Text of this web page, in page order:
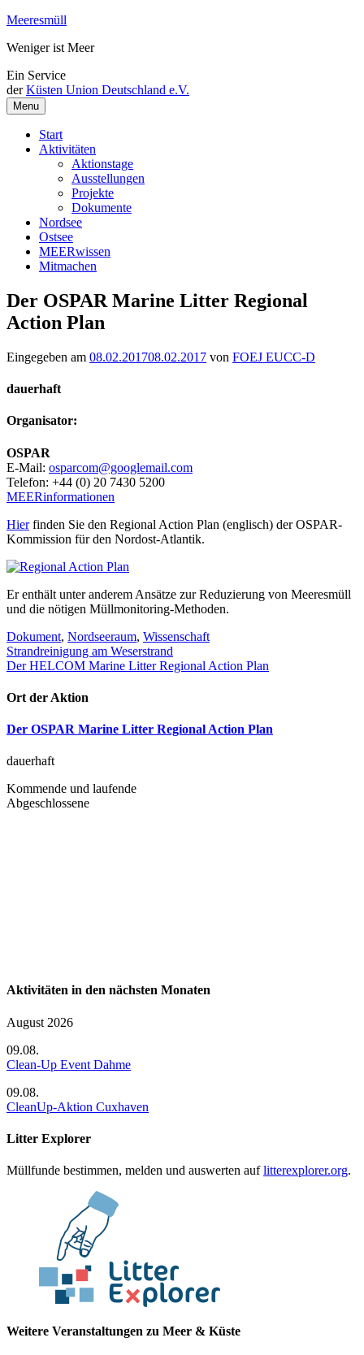
Weiter
Inhalt
Meeresmüll
Weniger ist Meer
Ein Service
derKüsten Union Deutschland e.V.
Menu
Start
Aktivitäten
Aktionstage
Ausstellungen
Projekte
Dokumente
Nordsee
Ostsee
MEERwissen
Mitmachen
Der OSPAR Marine Litter Regional
Action Plan
Eingegeben am 08.02.201708.02.2017 von FOEJ EUCC-D
dauerhaft
Organisator:
OSPAR
E-Mail: osparcom@googlemail.com
Telefon: +44 (0) 20 7430 5200
MEERinformationen
Hierfinden Sie den Regional Action Plan (englisch) der OSPAR-
Kommission für den Nordost-Atlantik.
Er enthält unter anderem Ansätze zur Reduzierung von Meeresmüll
und die nötigen Müllmonitoring-Methoden.
Dokument, Nordseeraum, Wissenschaft
Beitragsnavigation
Strandreinigung am Weserstrand
Der HELCOM Marine Litter Regional Action Plan
Ort der Aktion
Der OSPAR Marine Litter Regional Action Plan
dauerhaft
Kommende und laufende
Abgeschlossene
Aktivitäten in den nächsten Monaten
August 2026
09.08.
Clean-Up Event Dahme
09.08.
CleanUp-Aktion Cuxhaven
Litter Explorer
Müllfunde bestimmen, melden und auswerten auflitterexplorer.org.
Weitere Veranstaltungen zu Meer & Küste